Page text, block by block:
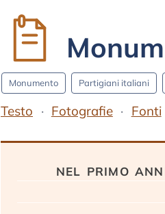
Monumento Partigiani italiani
Testo Fotografie Fonti
nel primo